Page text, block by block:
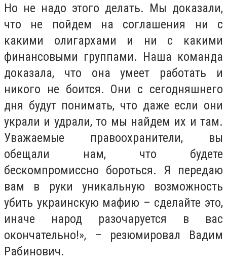
Но не надо этого делать. Мы доказали,
что не пойдем на соглашения ни с
какими олигархами и ни с какими
финансовыми группами. Наша команда
доказала, что она умеет работать и
никого не боится. Они с сегодняшнего
дня будут понимать, что даже если они
украли и удрали, то мы найдем их и там.
Уважаемые правоохранители, вы
обещали нам, что будете
бескомпромиссно бороться. Я передаю
вам в руки уникальную возможность
убить украинскую мафию – сделайте это,
иначе народ разочаруется в вас
окончательно!», – резюмировал Вадим
Рабинович.